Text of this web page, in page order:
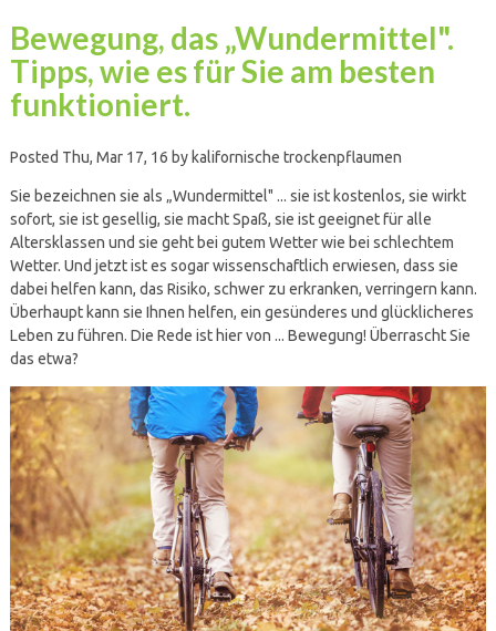
Bewegung, das „Wundermittel".
Tipps, wie es für Sie am besten
funktioniert.
Posted Thu, Mar 17, 16 by kalifornische trockenpflaumen
Sie bezeichnen sie als „Wundermittel" ... sie ist kostenlos, sie wirkt
sofort, sie ist gesellig, sie macht Spaß, sie ist geeignet für alle
Altersklassen und sie geht bei gutem Wetter wie bei schlechtem
Wetter. Und jetzt ist es sogar wissenschaftlich erwiesen, dass sie
dabei helfen kann, das Risiko, schwer zu erkranken, verringern kann.
Überhaupt kann sie Ihnen helfen, ein gesünderes und glücklicheres
Leben zu führen. Die Rede ist hier von ... Bewegung! Überrascht Sie
das etwa?